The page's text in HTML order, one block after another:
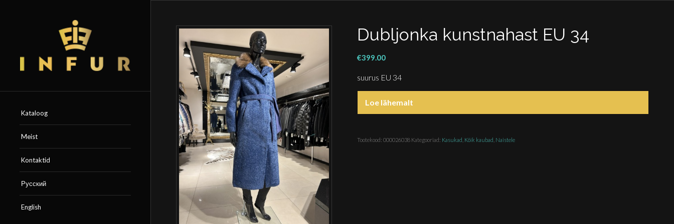
Kataloog
Meist
Kontaktid
Русский
English
Dubljonka kunstnahast EU 34
€399.00
suurus EU 34
Loe lähemalt
Tootekood:000026038 Kategooriad: Kasukad Kõik kaubad Naistele